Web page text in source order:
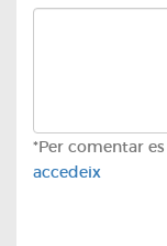
*Per comentar
accedeix